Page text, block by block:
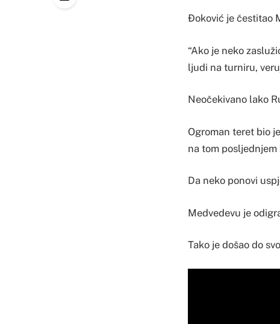
Ðoković je čestitao
“Ako je neko
ljudi na turniru,
Neočekivano lako
Ogroman teret bio
na tom
Da neko ponovi
Medvedevu je
Tako je došao do